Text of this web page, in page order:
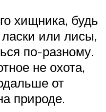
хищника, будь
или лисы,
по-разному.
не охота,
от
природе.